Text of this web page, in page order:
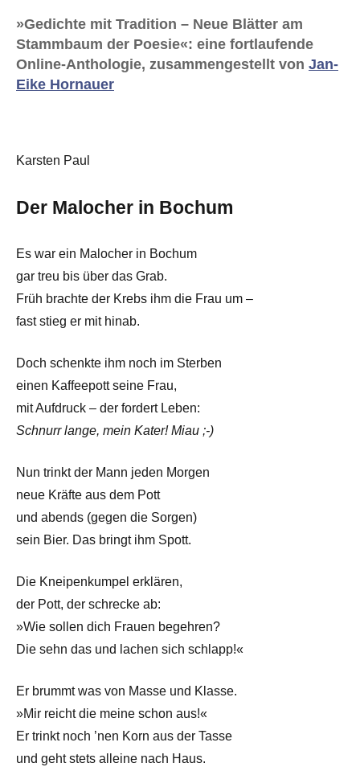
»Gedichte mit Tradition – Neue Blätter am
Stammbaum der Poesie«: eine fortlaufende
Online-Anthologie, zusammengestellt von Jan-
Eike Hornauer
Karsten Paul
Der Malocher in Bochum
Es war ein Malocher in Bochum
gar treu bis über das Grab.
Früh brachte der Krebs ihm die Frau um –
fast stieg er mit hinab.
Doch schenkte ihm noch im Sterben
einen Kaffeepott seine Frau,
mit Aufdruck – der fordert Leben:
Schnurr lange, mein Kater! Miau ;-)
Nun trinkt der Mann jeden Morgen
neue Kräfte aus dem Pott
und abends (gegen die Sorgen)
sein Bier. Das bringt ihm Spott.
Die Kneipenkumpel erklären,
der Pott, der schrecke ab:
»Wie sollen dich Frauen begehren?
Die sehn das und lachen sich schlapp!«
Er brummt was von Masse und Klasse.
»Mir reicht die meine schon aus!«
Er trinkt noch ’nen Korn aus der Tasse
und geht stets alleine nach Haus.